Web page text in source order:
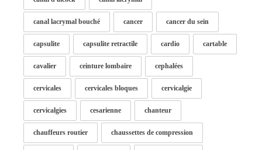
canal lacrymal bouché cancer cancer du sein
capsulite capsulite retractile cardio cartable
cavalier ceinture lombaire cephalées
cervicales cervicales bloques cervicalgie
cervicalgies cesarienne chanteur
chauffeurs routier chaussettes de compression